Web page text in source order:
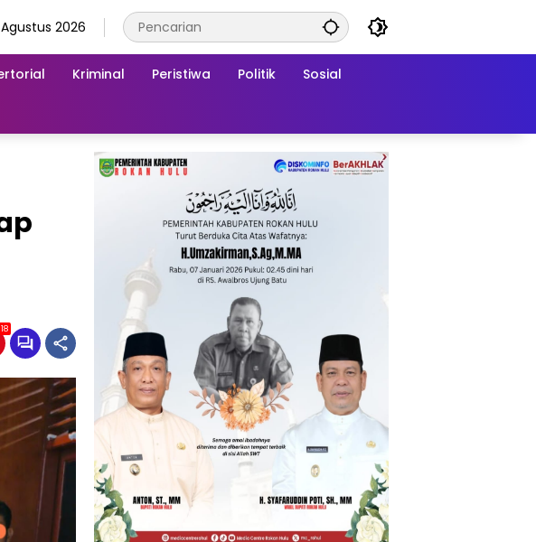
2026
Kriminal Peristiwa Politik Sosial